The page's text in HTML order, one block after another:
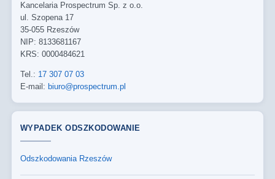
Kancelaria Prospectrum Sp. z o.o.
ul. Szopena 17
35-055 Rzeszów
NIP: 8133681167
KRS: 0000484621
Tel.: 17 307 07 03
E-mail: biuro@prospectrum.pl
WYPADEK ODSZKODOWANIE
Odszkodowania Rzeszów